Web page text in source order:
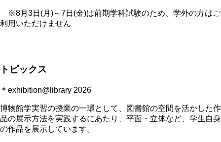
※8月3日(月)～7日(金)は前期学科試験のため、学外の方はご
利用いただけません
トピックス
＊exhibition@library 2026
博物館学実習の授業の一環として、図書館の空間を活かした作
品の展示方法を実践するにあたり、平面・立体など、学生自身
の作品を展示しています。